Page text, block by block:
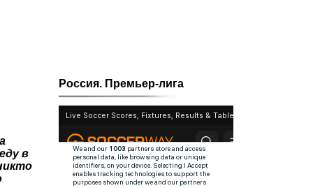
в
Россия. Премьер-лига